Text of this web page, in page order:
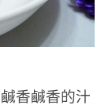
香鹹香的汁